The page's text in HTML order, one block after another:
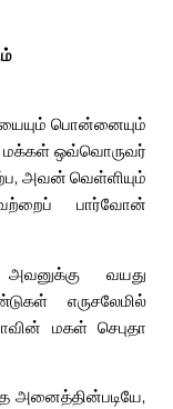
பொன்னையும்
மக்கள் ஒவ்வொருவர்
அவன் வெள்ளியும்
பார்வோன்
வயது
எருசலேமில்
மகள் செபுதா
அனைத்தின்படியே,